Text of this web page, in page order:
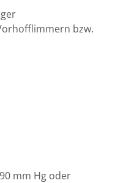
bzw.
mm Hg oder